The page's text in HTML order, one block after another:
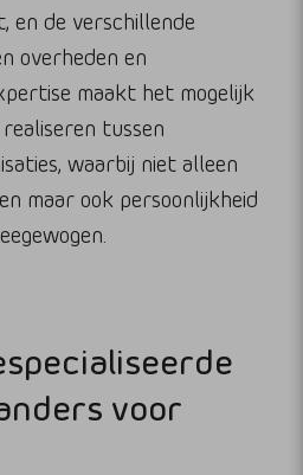
en de verschillende
overheden en
maakt het mogelijk
tussen
waarbij niet alleen
maar ook persoonlijkheid
voor